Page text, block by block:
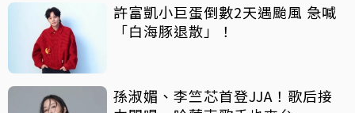
許富凱小巨蛋倒數2天遇颱風 急喊
「白海豚退散」！
孫淑媚、李竺芯首登JJA！歌后接